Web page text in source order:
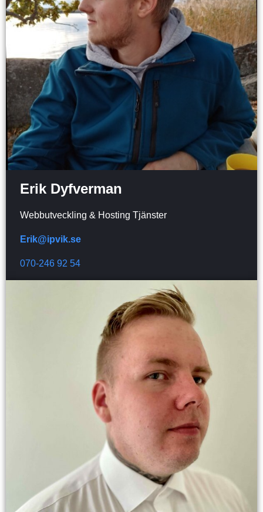
Erik Dyfverman
Webbutveckling & Hosting Tjänster
Erik@ipvik.se
070-246 92 54